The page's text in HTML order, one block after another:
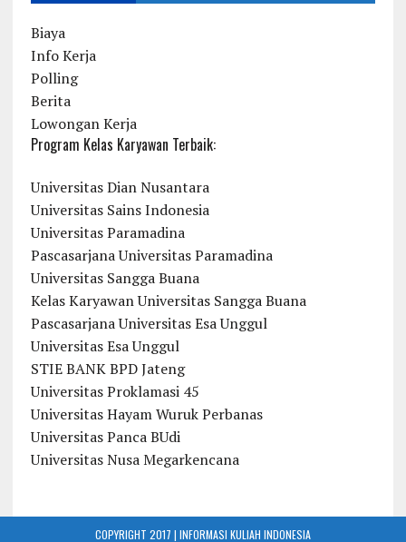
Biaya
Info Kerja
Polling
Berita
Lowongan Kerja
Program Kelas Karyawan Terbaik:
Universitas Dian Nusantara
Universitas Sains Indonesia
Universitas Paramadina
Pascasarjana Universitas Paramadina
Universitas Sangga Buana
Kelas Karyawan Universitas Sangga Buana
Pascasarjana Universitas Esa Unggul
Universitas Esa Unggul
STIE BANK BPD Jateng
Universitas Proklamasi 45
Universitas Hayam Wuruk Perbanas
Universitas Panca BUdi
Universitas Nusa Megarkencana
COPYRIGHT 2017 | INFORMASI KULIAH INDONESIA